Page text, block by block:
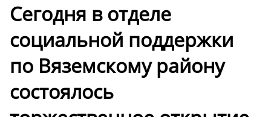
Сегодня в отделе
социальной поддержки
по Вяземскому району
состоялось